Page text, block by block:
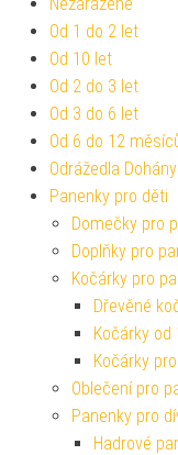
Od 1 do 2 let
Od 10 let
Od 2 do 3 let
Od 3 do 6 let
Od 6 do 12
Odrážedla Dohány
Panenky pro děti
Domečky pro
Doplňky pro
Kočárky pro
Dřevěné
Kočárky
Kočárky
Oblečení pro
Panenky pro
Hadrové